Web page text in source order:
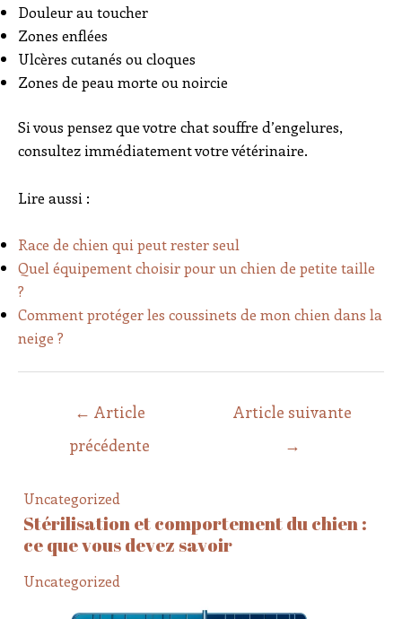
Douleur au toucher
Zones enflées
Ulcères cutanés ou cloques
Zones de peau morte ou noircie
Si vous pensez que votre chat souffre d’engelures,
consultez immédiatement votre vétérinaire.
Lire aussi :
Race de chien qui peut rester seul
Quel équipement choisir pour un chien de petite taille
?
Comment protéger les coussinets de mon chien dans la
neige ?
← Article
précédente
Article suivante
→
Uncategorized
Stérilisation et comportement du chien :
ce que vous devez savoir
Uncategorized